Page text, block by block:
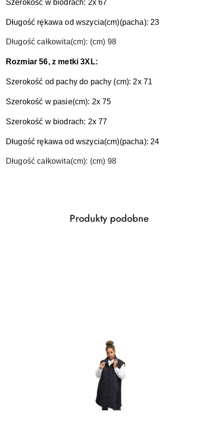
Szerokość w biodrach: 2x 67
Długość rękawa od wszycia(cm)(pacha): 23
Długość całkowita(cm): (cm) 98
Rozmiar 56, z metki 3XL:
Szerokość od pachy do pachy (cm): 2x 71
Szerokość w pasie(cm): 2x 75
Szerokość w biodrach: 2x 77
Długość rękawa od wszycia(cm)(pacha): 24
Długość całkowita(cm): (cm) 98
Pomiń karuzelę produktów
Produkty
Produkty podobne